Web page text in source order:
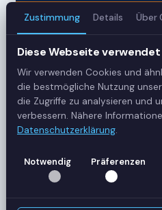
Server
42
Status
Zustimmung Details Über
Diese Webseite verwendet
Wir verwenden Cookies und
die bestmögliche Nutzung
die Zugriffe zu analysieren und
verbessern. Nähere
Datenschutzerklärung.
Notwendig Präferenzen